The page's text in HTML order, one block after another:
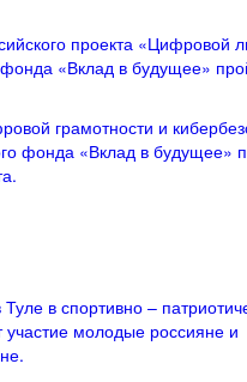
проекта «Цифровой
фонда «Вклад в будущее»
грамотности и
фонда «Вклад в будущее»
в спортивно –
молодые россияне и